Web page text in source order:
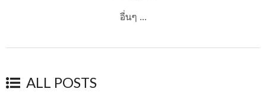
อื่นๆ ...
ALL POSTS